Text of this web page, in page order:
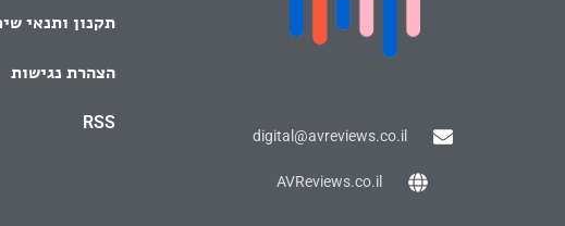
digital@avreviews.co.il
AVReviews.co.il
תקנון ותנאי
הצהרת נגישות
RSS